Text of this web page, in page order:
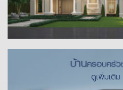
ดูเพิ่มเติม